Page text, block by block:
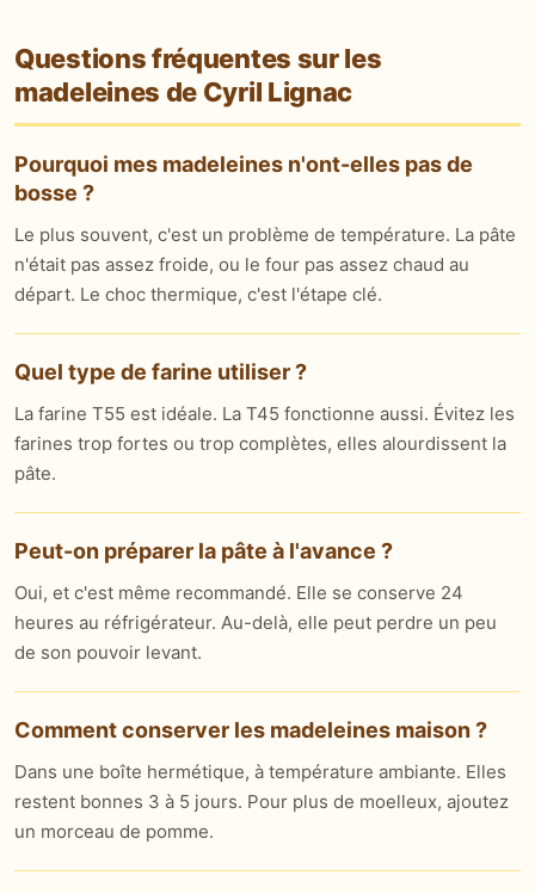
Questions fréquentes sur les
madeleines de Cyril Lignac
Pourquoi mes madeleines n'ont-elles pas de
bosse ?
Le plus souvent, c'est un problème de température. La pâte
n'était pas assez froide, ou le four pas assez chaud au
départ. Le choc thermique, c'est l'étape clé.
Quel type de farine utiliser ?
La farine T55 est idéale. La T45 fonctionne aussi. Évitez les
farines trop fortes ou trop complètes, elles alourdissent la
pâte.
Peut-on préparer la pâte à l'avance ?
Oui, et c'est même recommandé. Elle se conserve 24
heures au réfrigérateur. Au-delà, elle peut perdre un peu
de son pouvoir levant.
Comment conserver les madeleines maison ?
Dans une boîte hermétique, à température ambiante. Elles
restent bonnes 3 à 5 jours. Pour plus de moelleux, ajoutez
un morceau de pomme.